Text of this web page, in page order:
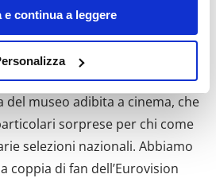
della privacy.
sulla tua posizione
di qualche
dispositivo, scansionandolo
di caratteristiche specifiche
e continua a leggere
Qui le porte non si
per il principio della
è arrivato il momento della
per l’occasione
museo adibita a cinema, che
sorprese per chi come
selezioni nazionali. Abbiamo
coppia di fan dell’Eurovision